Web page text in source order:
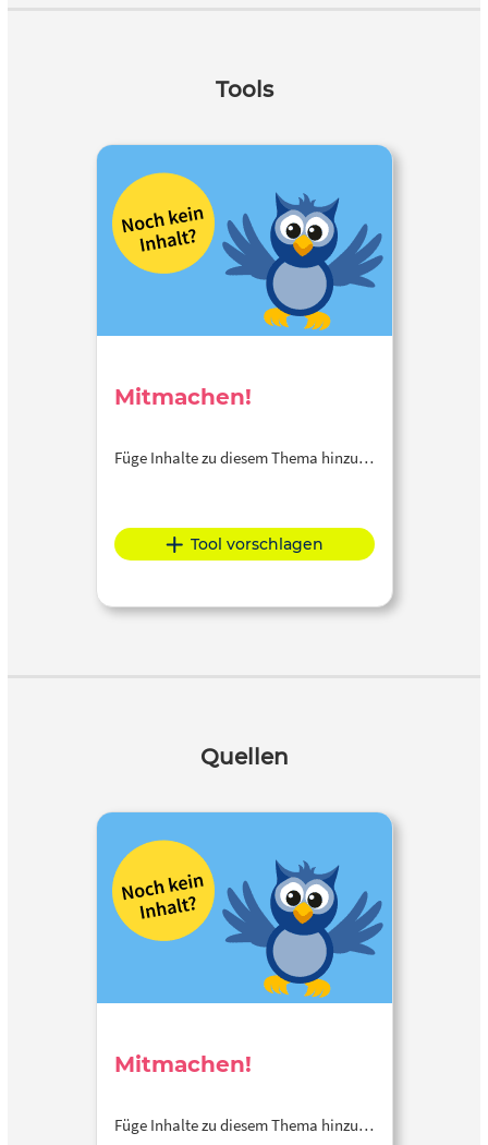
Tools
Mitmachen!
Füge Inhalte zu diesem Thema hinzu…
Tool vorschlagen
Quellen
Mitmachen!
Füge Inhalte zu diesem Thema hinzu…